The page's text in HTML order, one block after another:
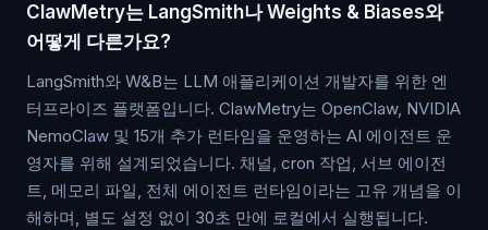
ClawMetry는 LangSmith나 Weights & Biases와
어떻게 다른가요?
LangSmith와 W&B는 LLM 애플리케이션 개발자를 위한 엔
터프라이즈 플랫폼입니다. ClawMetry는 OpenClaw, NVIDIA
NemoClaw 및 15개 추가 런타임을 운영하는 AI 에이전트 운
영자를 위해 설계되었습니다. 채널, cron 작업, 서브 에이전
트, 메모리 파일, 전체 에이전트 런타임이라는 고유 개념을 이
해하며, 별도 설정 없이 30초 만에 로컬에서 실행됩니다.